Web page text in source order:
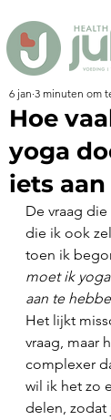
Hoe
yoga
iets
6 jan 3 minuten om
De vraag
die ik ook
toen ik
moet ik
aan te
Het lijkt
vraag, maar
complexer
wil ik het zo
delen, zodat